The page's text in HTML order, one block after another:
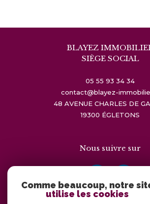
BLAYEZ
SIÈGE SOCIAL
05 55 93 34 34
contact@blayez-
48 AVENUE CHARLES DE
19300
ÉGLETONS
Nous suivre sur
Comme beaucoup, notre
utilise les cookies